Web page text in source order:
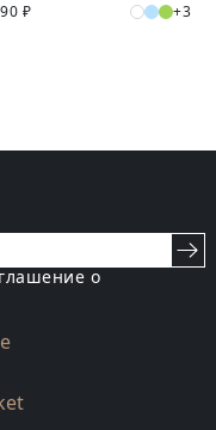
₽
+3
о